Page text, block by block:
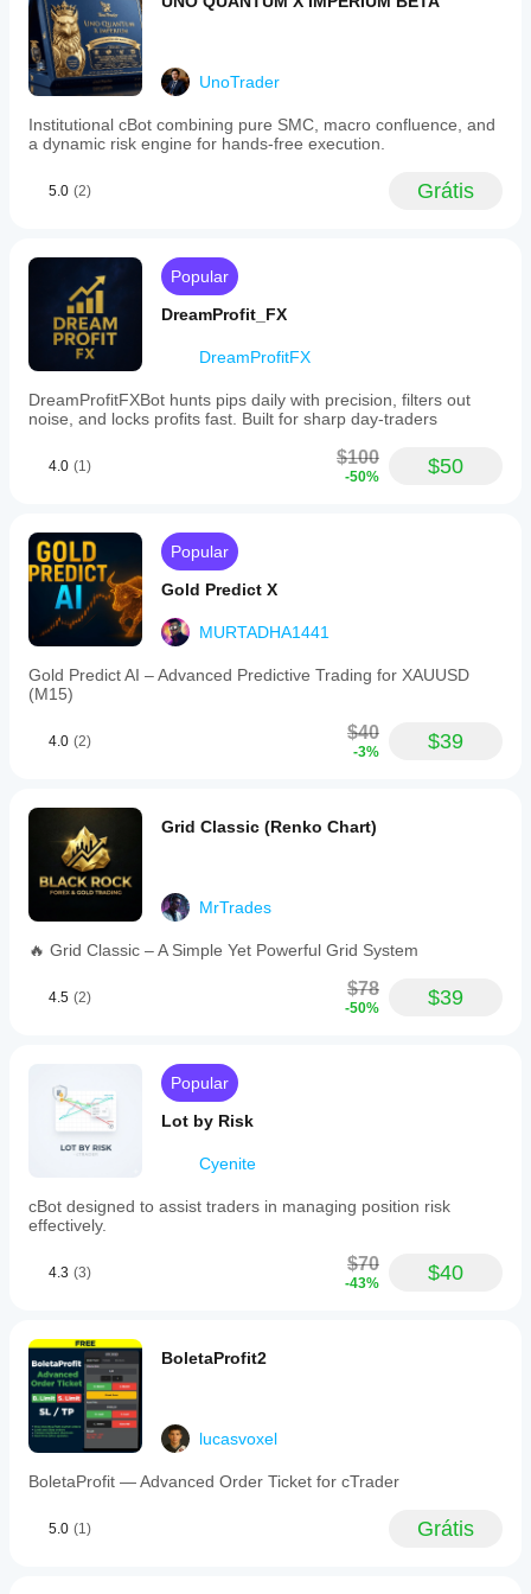
Visite a IC Markets
Minha estratégia é copiar:
sc.icmarkets.com/copy/strategy/100817
UnoTrader
Institutional cBot combining pure SMC, macro confluence, and
a dynamic risk engine for hands-free execution.
5.0 (2) Grátis
Popular
DreamProfit_FX
DreamProfitFX
DreamProfitFXBot hunts pips daily with precision, filters out
noise, and locks profits fast. Built for sharp day-traders
4.0 (1) $100
-50% $50
Popular
Gold Predict X
MURTADHA1441
Gold Predict AI – Advanced Predictive Trading for XAUUSD
(M15)
4.0 (2) $40
-3% $39
Grid Classic (Renko Chart)
MrTrades
🔥 Grid Classic – A Simple Yet Powerful Grid System
4.5 (2) $78
-50% $39
Popular
Lot by Risk
Cyenite
cBot designed to assist traders in managing position risk
effectively.
4.3 (3) $70
-43% $40
BoletaProfit2
lucasvoxel
BoletaProfit — Advanced Order Ticket for cTrader
5.0 (1) Grátis